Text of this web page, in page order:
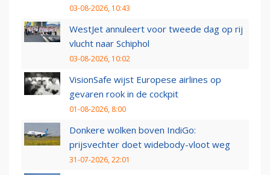
03-08-2026, 10:43
WestJet annuleert voor tweede dag op rij
vlucht naar Schiphol
03-08-2026, 10:02
VisionSafe wijst Europese airlines op
gevaren rook in de cockpit
01-08-2026, 8:00
Donkere wolken boven IndiGo:
prijsvechter doet widebody-vloot weg
31-07-2026, 22:01